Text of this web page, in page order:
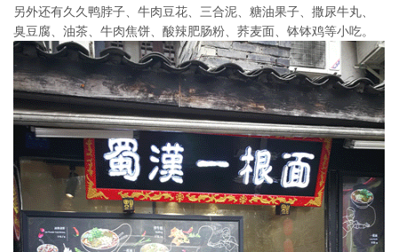
另外还有久久鸭脖子、牛肉豆花、三合泥、糖油果子、撒尿牛丸、
臭豆腐、油茶、牛肉焦饼、酸辣肥肠粉、荞麦面、钵钵鸡等小吃。